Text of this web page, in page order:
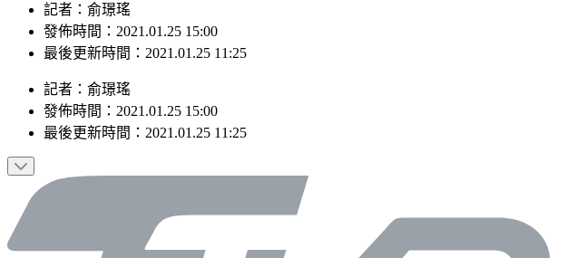
記者：俞璟瑤
發佈時間：2021.01.25 15:00
最後更新時間：2021.01.25 11:25
記者 ： 俞璟瑤
發佈時間： 2021.01.25 15:00
最後更新時間： 2021.01.25 11:25